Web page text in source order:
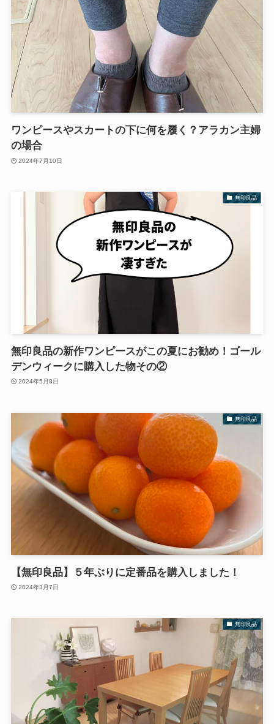
ワンピースやスカートの下に何を履く？アラカン主婦
の場合
2024年7月10日
無印良品
無印良品の新作ワンピースがこの夏にお勧め！ゴール
デンウィークに購入した物その②
2024年5月8日
無印良品
【無印良品】５年ぶりに定番品を購入しました！
2024年3月7日
無印良品